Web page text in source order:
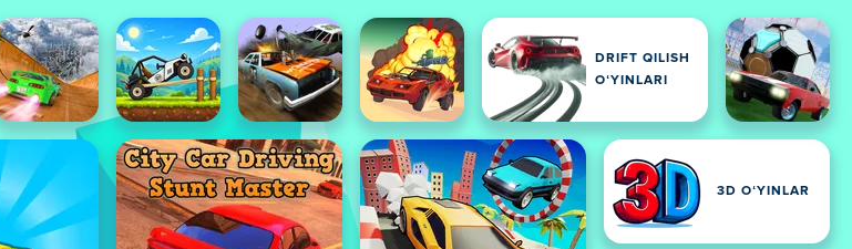
DRIFT QILISH
OʻYINLARI
3D OʻYINLAR